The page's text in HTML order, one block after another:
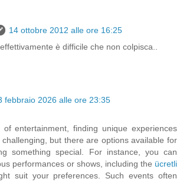
14 ottobre 2012 alle ore 16:25
è difficile che non colpisca..
febbraio 2026 alle ore 23:35
entertainment, finding unique experiences
but there are options available for
something special. For instance, you can
performances or shows, including the ücretli
suit your preferences. Such events often